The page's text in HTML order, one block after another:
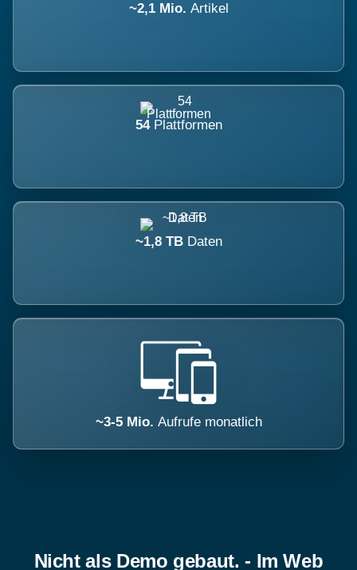
~2,1 Mio. Artikel
54 Plattformen
~1,8 TB Daten
~3-5 Mio. Aufrufe monatlich
Nicht als Demo gebaut. - Im Web